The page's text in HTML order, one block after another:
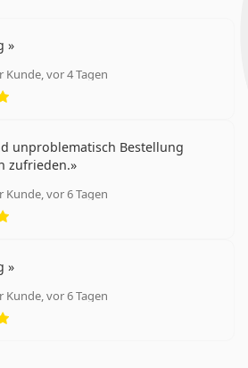
vor 4 Tagen
Bewertung 5 aus 5
unproblematisch Bestellung
zufrieden.
vor 6 Tagen
Bewertung 5 aus 5
vor 6 Tagen
Bewertung 5 aus 5